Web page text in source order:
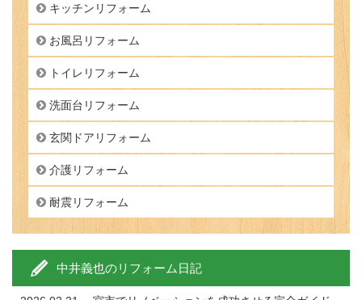
キッチンリフォーム
お風呂リフォーム
トイレリフォーム
洗面台リフォーム
玄関ドアリフォーム
介護リフォーム
耐震リフォーム
中井義也のリフォーム日記